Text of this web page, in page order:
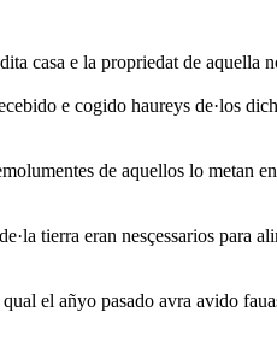
casa e la propriedat de aquella
e cogido haureys de·los
de aquellos lo
tierra eran nesçessarios
el añyo pasado avra avido